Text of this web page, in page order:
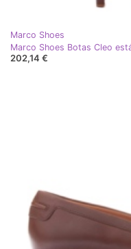
Marco Shoes
Marco Shoes Botas Cleo
202,14 €